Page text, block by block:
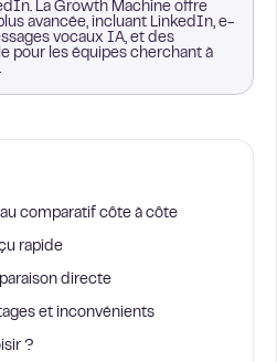
La Growth Machine offre
avancée, incluant LinkedIn, e-
vocaux IA, et des
pour les équipes cherchant à
comparatif côte à côte
rapide
directe
et inconvénients
?